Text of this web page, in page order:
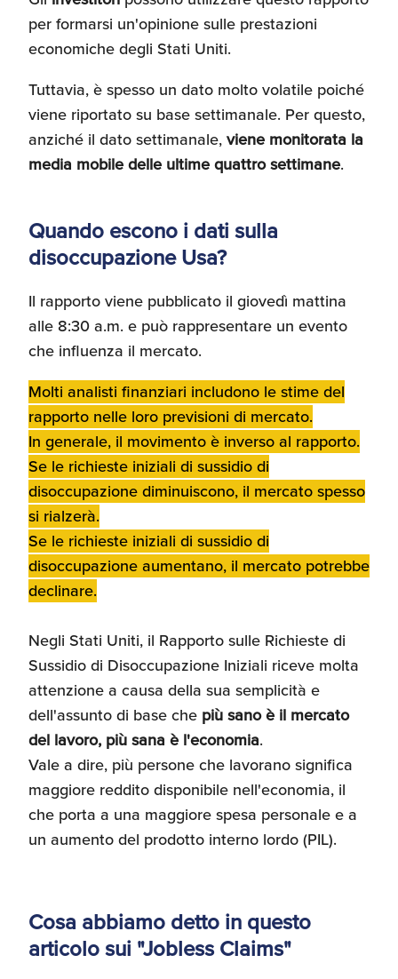
per formarsi un'opinione sulle prestazioni
economiche degli Stati Uniti.
Tuttavia, è spesso un dato molto volatile poiché
viene riportato su base settimanale. Per questo,
anziché il dato settimanale,viene monitorata la
media mobile delle ultime quattro settimane.
Quando escono i dati sulla
disoccupazione Usa?
Il rapporto viene pubblicato il giovedì mattina
alle 8:30 a.m. e può rappresentare un evento
che influenza il mercato.
Molti analisti finanziari includono le stime del
rapporto nelle loro previsioni di mercato.
In generale, il movimento è inverso al rapporto.
Se le richieste iniziali di sussidio di
disoccupazione diminuiscono, il mercato spesso
si rialzerà.
Se le richieste iniziali di sussidio di
disoccupazione aumentano, il mercato potrebbe
declinare.
Negli Stati Uniti, il Rapporto sulle Richieste di
Sussidio di Disoccupazione Iniziali riceve molta
attenzione a causa della sua semplicità e
dell'assunto di base che più sano è il mercato
del lavoro, più sana è l'economia.
Vale a dire, più persone che lavorano significa
maggiore reddito disponibile nell'economia, il
che porta a una maggiore spesa personale e a
un aumento del prodotto interno lordo (PIL).
Cosa abbiamo detto in questo
articolo sui "Jobless Claims"